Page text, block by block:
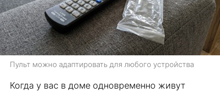
Пульт можно адаптировать для любого устройства
Когда у вас в доме одновременно живут